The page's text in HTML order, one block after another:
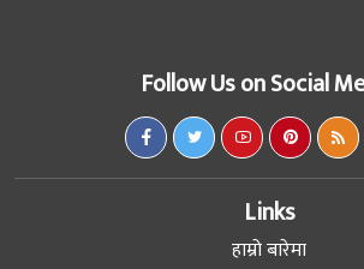
Follow Us on Social
Links
हाम्रो बारेमा